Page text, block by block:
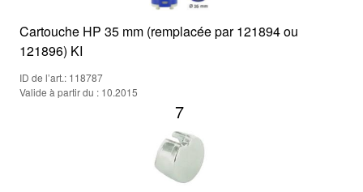
Cartouche HP 35 mm (remplacée par 121894 ou
121896) KI
ID de l’art.: 118787
Valide à partir du : 10.2015
7